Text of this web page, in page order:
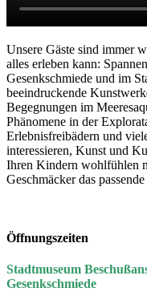
Unsere Gäste sind immer
alles erleben kann:
Gesenkschmiede und im
beeindruckende
Begegnungen im
Phänomene in der
Erlebnisfreibädern und
interessieren, Kunst und
Ihren Kindern wohlfühlen
Geschmäcker das
Öffnungszeiten
Stadtmuseum
Gesenkschmiede